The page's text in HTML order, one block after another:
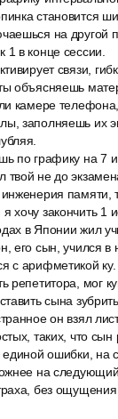
становится
на другой
1 в конце сессии.
связи,
объясняешь
камере
заполняешь их
по графику на 7 и
твой не до
памяти,
хочу закончить 1
в Японии жил
его сын, учился в
с арифметикой ку.
репетитора, мог
сына
он взял
таких, что сын
единой ошибки,
на
без